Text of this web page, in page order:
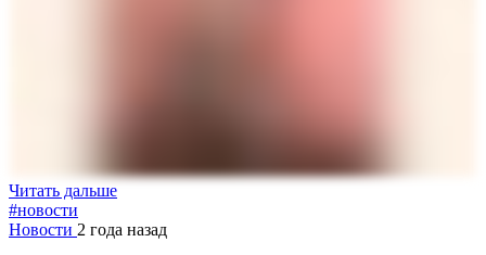
Читать дальше
#новости
Новости 2 года назад